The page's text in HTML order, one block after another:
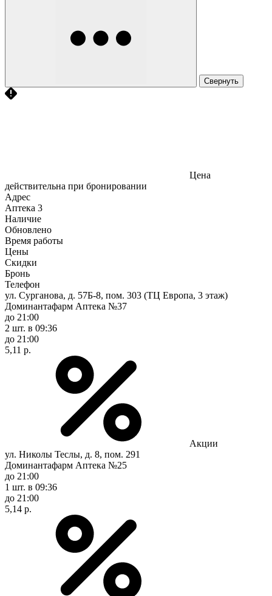
Свернуть
Цена
действительна при бронировании
Адрес
Аптека 3
Наличие
Обновлено
Время работы
Цены
Скидки
Бронь
Телефон
ул. Сурганова, д. 57Б-8, пом. 303 (ТЦ Европа, 3 этаж)
Доминантафарм Аптека №37
до 21:00
2 шт. в 09:36
до 21:00
5,11 р.
Акции
ул. Николы Теслы, д. 8, пом. 291
Доминантафарм Аптека №25
до 21:00
1 шт. в 09:36
до 21:00
5,14 р.